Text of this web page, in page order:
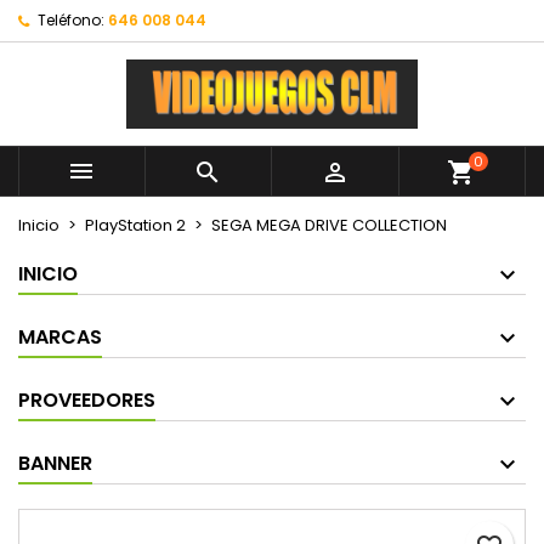
Teléfono: 646 008 044
   shopping_cart0
Inicio PlayStation 2 SEGA MEGA DRIVE COLLECTION
INICIO
MARCAS
PROVEEDORES
BANNER